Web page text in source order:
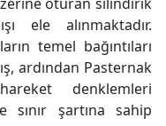
ele alınmaktadır.
temel bağıntıları
ardından Pasternak
denklemleri
sınır şartına sahip